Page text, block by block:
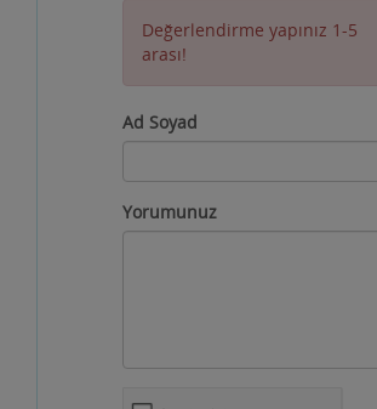
Değerlendirme yapınız 1-5
arası!
Ad Soyad
Yorumunuz